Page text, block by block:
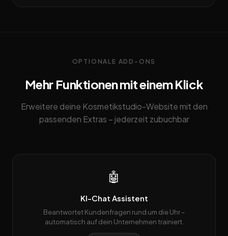
OPTIONALE ADD-ONS
Mehr Funktionen mit einem Klick
Erweitere deine Kosmetikstudio-Website mit den
passenden Extras – jederzeit zubuchbar
🤖
KI-Chat Assistent
Beantwortet Kundenfragen rund um die Uhr –
automatisch auf dein Unternehmen trainiert.